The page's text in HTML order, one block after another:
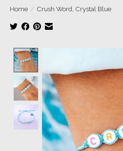
Home / Crush Word, Crystal Blue
Product image